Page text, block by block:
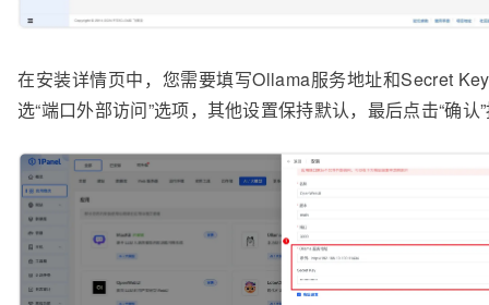
在安装详情页中，您需要填写Ollama服务地址和Secret
选“端口外部访问”选项，其他设置保持默认，最后点击“确认